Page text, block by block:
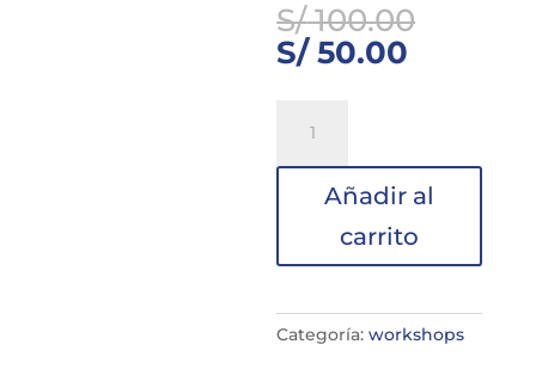
S/100.00
S/50.00
S/
Cómo
estructurar
en
Añadir al
carrito
Categoría:workshops